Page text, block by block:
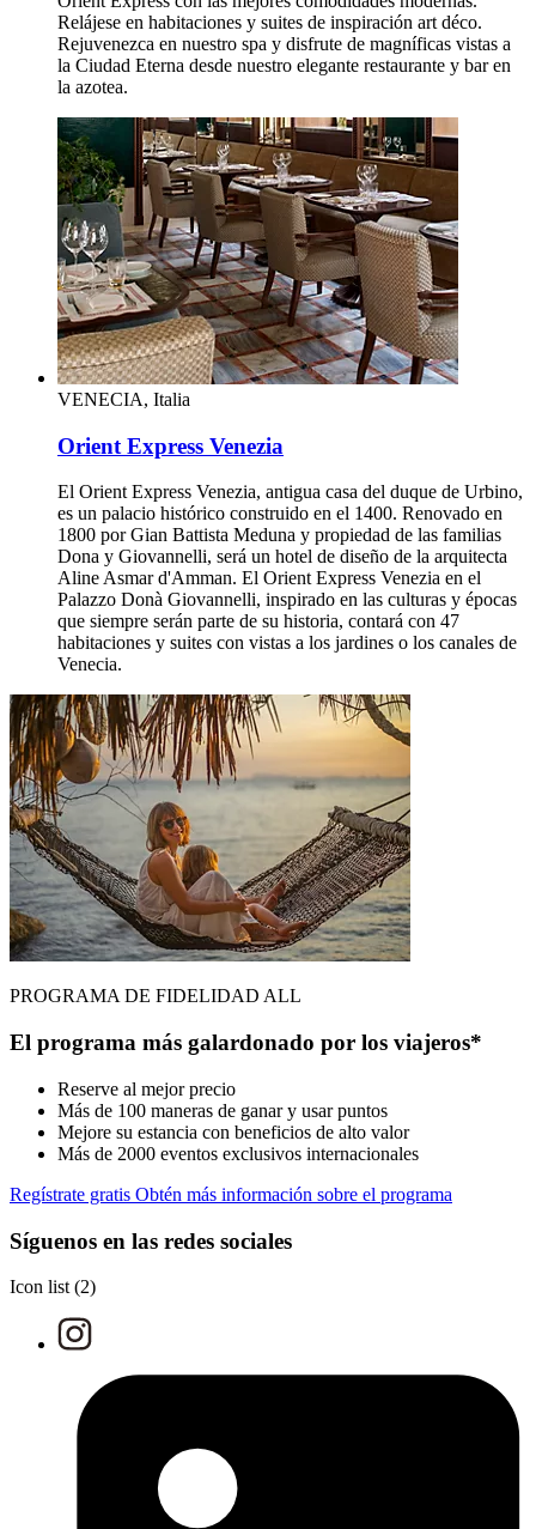
Relájese en habitaciones y suites de inspiración art déco.
Rejuvenezca en nuestro spa y disfrute de magníficas vistas a
la Ciudad Eterna desde nuestro elegante restaurante y bar en
la azotea.
VENECIA, Italia
Orient Express Venezia
El Orient Express Venezia, antigua casa del duque de Urbino,
es un palacio histórico construido en el 1400. Renovado en
1800 por Gian Battista Meduna y propiedad de las familias
Dona y Giovannelli, será un hotel de diseño de la arquitecta
Aline Asmar d'Amman. El Orient Express Venezia en el
Palazzo Donà Giovannelli, inspirado en las culturas y épocas
que siempre serán parte de su historia, contará con 47
habitaciones y suites con vistas a los jardines o los canales de
Venecia.
PROGRAMA DE FIDELIDAD ALL
El programa más galardonado por los viajeros*
Reserve al mejor precio
Más de 100 maneras de ganar y usar puntos
Mejore su estancia con beneficios de alto valor
Más de 2000 eventos exclusivos internacionales
Regístrate gratis Obtén más información sobre el programa
Síguenos en las redes sociales
Icon list 2 Partners
(2)